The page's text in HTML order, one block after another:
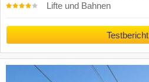
Lifte und Bahnen
Testbericht